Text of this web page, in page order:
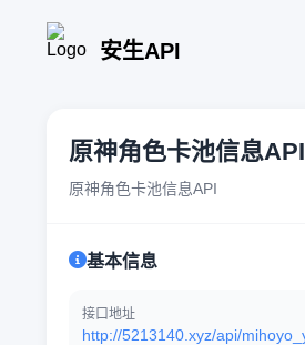
安生API
原神角色卡池信息API
原神角色卡池信息API
基本信息
接口地址
http://5213140.xyz/api/